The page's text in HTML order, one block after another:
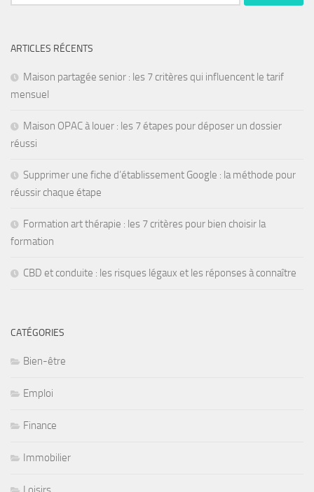
ARTICLES RÉCENTS
Maison partagée senior : les 7 critères qui influencent le tarif
mensuel
Maison OPAC à louer : les 7 étapes pour déposer un dossier
réussi
Supprimer une fiche d’établissement Google : la méthode pour
réussir chaque étape
Formation art thérapie : les 7 critères pour bien choisir la
formation
CBD et conduite : les risques légaux et les réponses à connaître
CATÉGORIES
Bien-être
Emploi
Finance
Immobilier